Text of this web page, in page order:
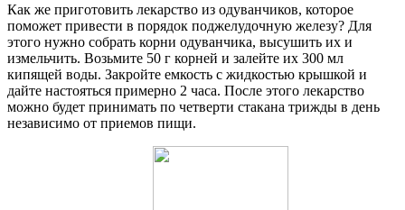
Как же приготовить лекарство из одуванчиков, которое
поможет привести в порядок поджелудочную железу? Для
этого нужно собрать корни одуванчика, высушить их и
измельчить. Возьмите 50 г корней и залейте их 300 мл
кипящей воды. Закройте емкость с жидкостью крышкой и
дайте настояться примерно 2 часа. После этого лекарство
можно будет принимать по четверти стакана трижды в день
независимо от приемов пищи.